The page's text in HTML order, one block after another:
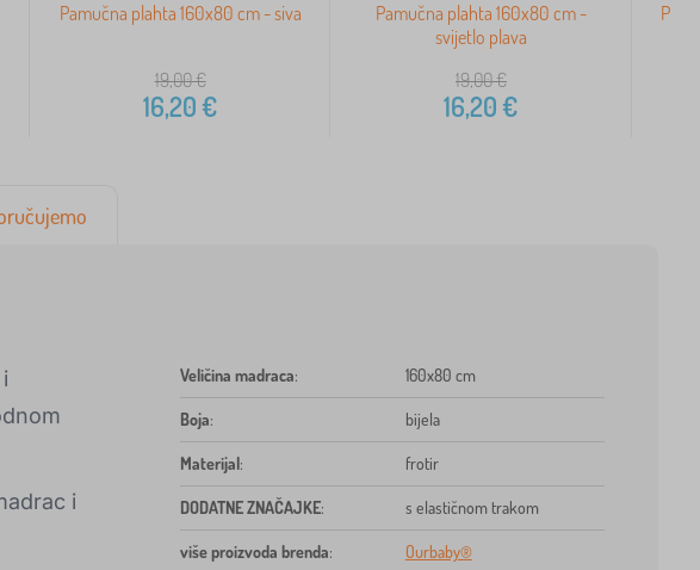
Pamučna plahta 160x80 cm - siva
19,00€
16,20€
Pamučna plahta 160x80 cm -
svijetlo plava
19,00€
16,20€
i
Veličina madraca: 160x80 cm
Boja: bijela
Materijal: frotir
DODATNE ZNAČAJKE: s elastičnom trakom
više proizvoda brenda: Ourbaby®